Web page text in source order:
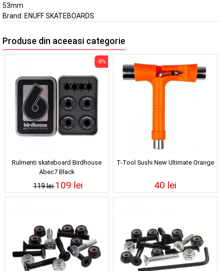
53mm
Brand: ENUFF SKATEBOARDS
Produse din aceeasi categorie
Rulmenti skateboard Birdhouse
Abec7 Black
119 lei
-8%
109 lei
T-Tool Sushi New Ultimate Orange
40 lei